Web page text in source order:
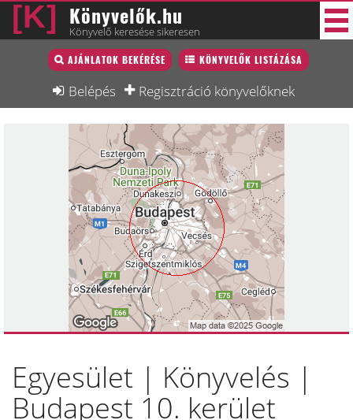
Könyvelők.hu
Könyvelő keresése sikeresen
AJÁNLATOK BEKÉRÉSE KÖNYVELŐK LISTÁZÁSA
Belépés Regisztráció könyvelőknek
Könyvelő lista
Könyvelési munkák
Képzésnaptár
Egyesület | Könyvelés |
Budapest 10. kerület